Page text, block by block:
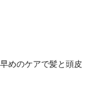
めのケアで髪と頭皮